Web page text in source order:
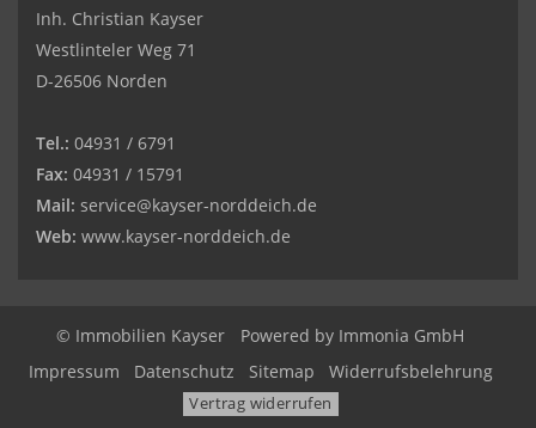
Inh. Christian Kayser
Westlinteler Weg 71
D-26506 Norden
Tel.: 04931 / 6791
Fax: 04931 / 15791
Mail: service@kayser-norddeich.de
Web: www.kayser-norddeich.de
© Immobilien Kayser Powered by Immonia GmbH
Impressum
Datenschutz Sitemap Widerrufsbelehrung
Vertrag widerrufen